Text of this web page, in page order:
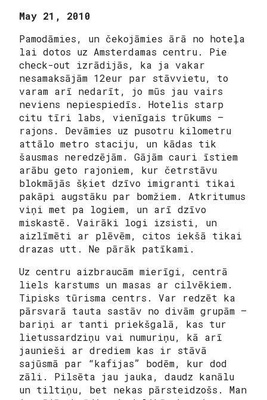
May 21, 2010
Pamodāmies, un čekojāmies ārā no hoteļa
lai dotos uz Amsterdamas centru. Pie
check-out izrādijās, ka ja vakar
nesamaksājām 12eur par stāvvietu, to
varam arī nedarīt, jo mūs jau vairs
neviens nepiespiedīs. Hotelis starp
citu tīri labs, vienīgais trūkums –
rajons. Devāmies uz pusotru kilometru
attālo metro staciju, un kādas tik
šausmas neredzējām. Gājām cauri īstiem
arābu geto rajoniem, kur četrstāvu
blokmājās šķiet dzīvo imigranti tikai
pakāpi augstāku par bomžiem. Atkritumus
viņi met pa logiem, un arī dzīvo
miskastē. Vairāki logi izsisti, un
aizlīmēti ar plēvēm, citos iekšā tikai
drazas utt. Ne pārāk patīkami.
Uz centru aizbraucām mierīgi, centrā
liels karstums un masas ar cilvēkiem.
Tipisks tūrisma centrs. Var redzēt ka
pārsvarā tauta sastāv no divām grupām –
bariņi ar tanti priekšgalā, kas tur
lietussardziņu vai numuriņu, kā arī
jaunieši ar drediem kas ir stāvā
sajūsmā par “kafijas” bodēm, kur dod
zāli. Pilsēta jau jauka, daudz kanālu
un tiltiņu, bet nekas pārsteidzošs. Man